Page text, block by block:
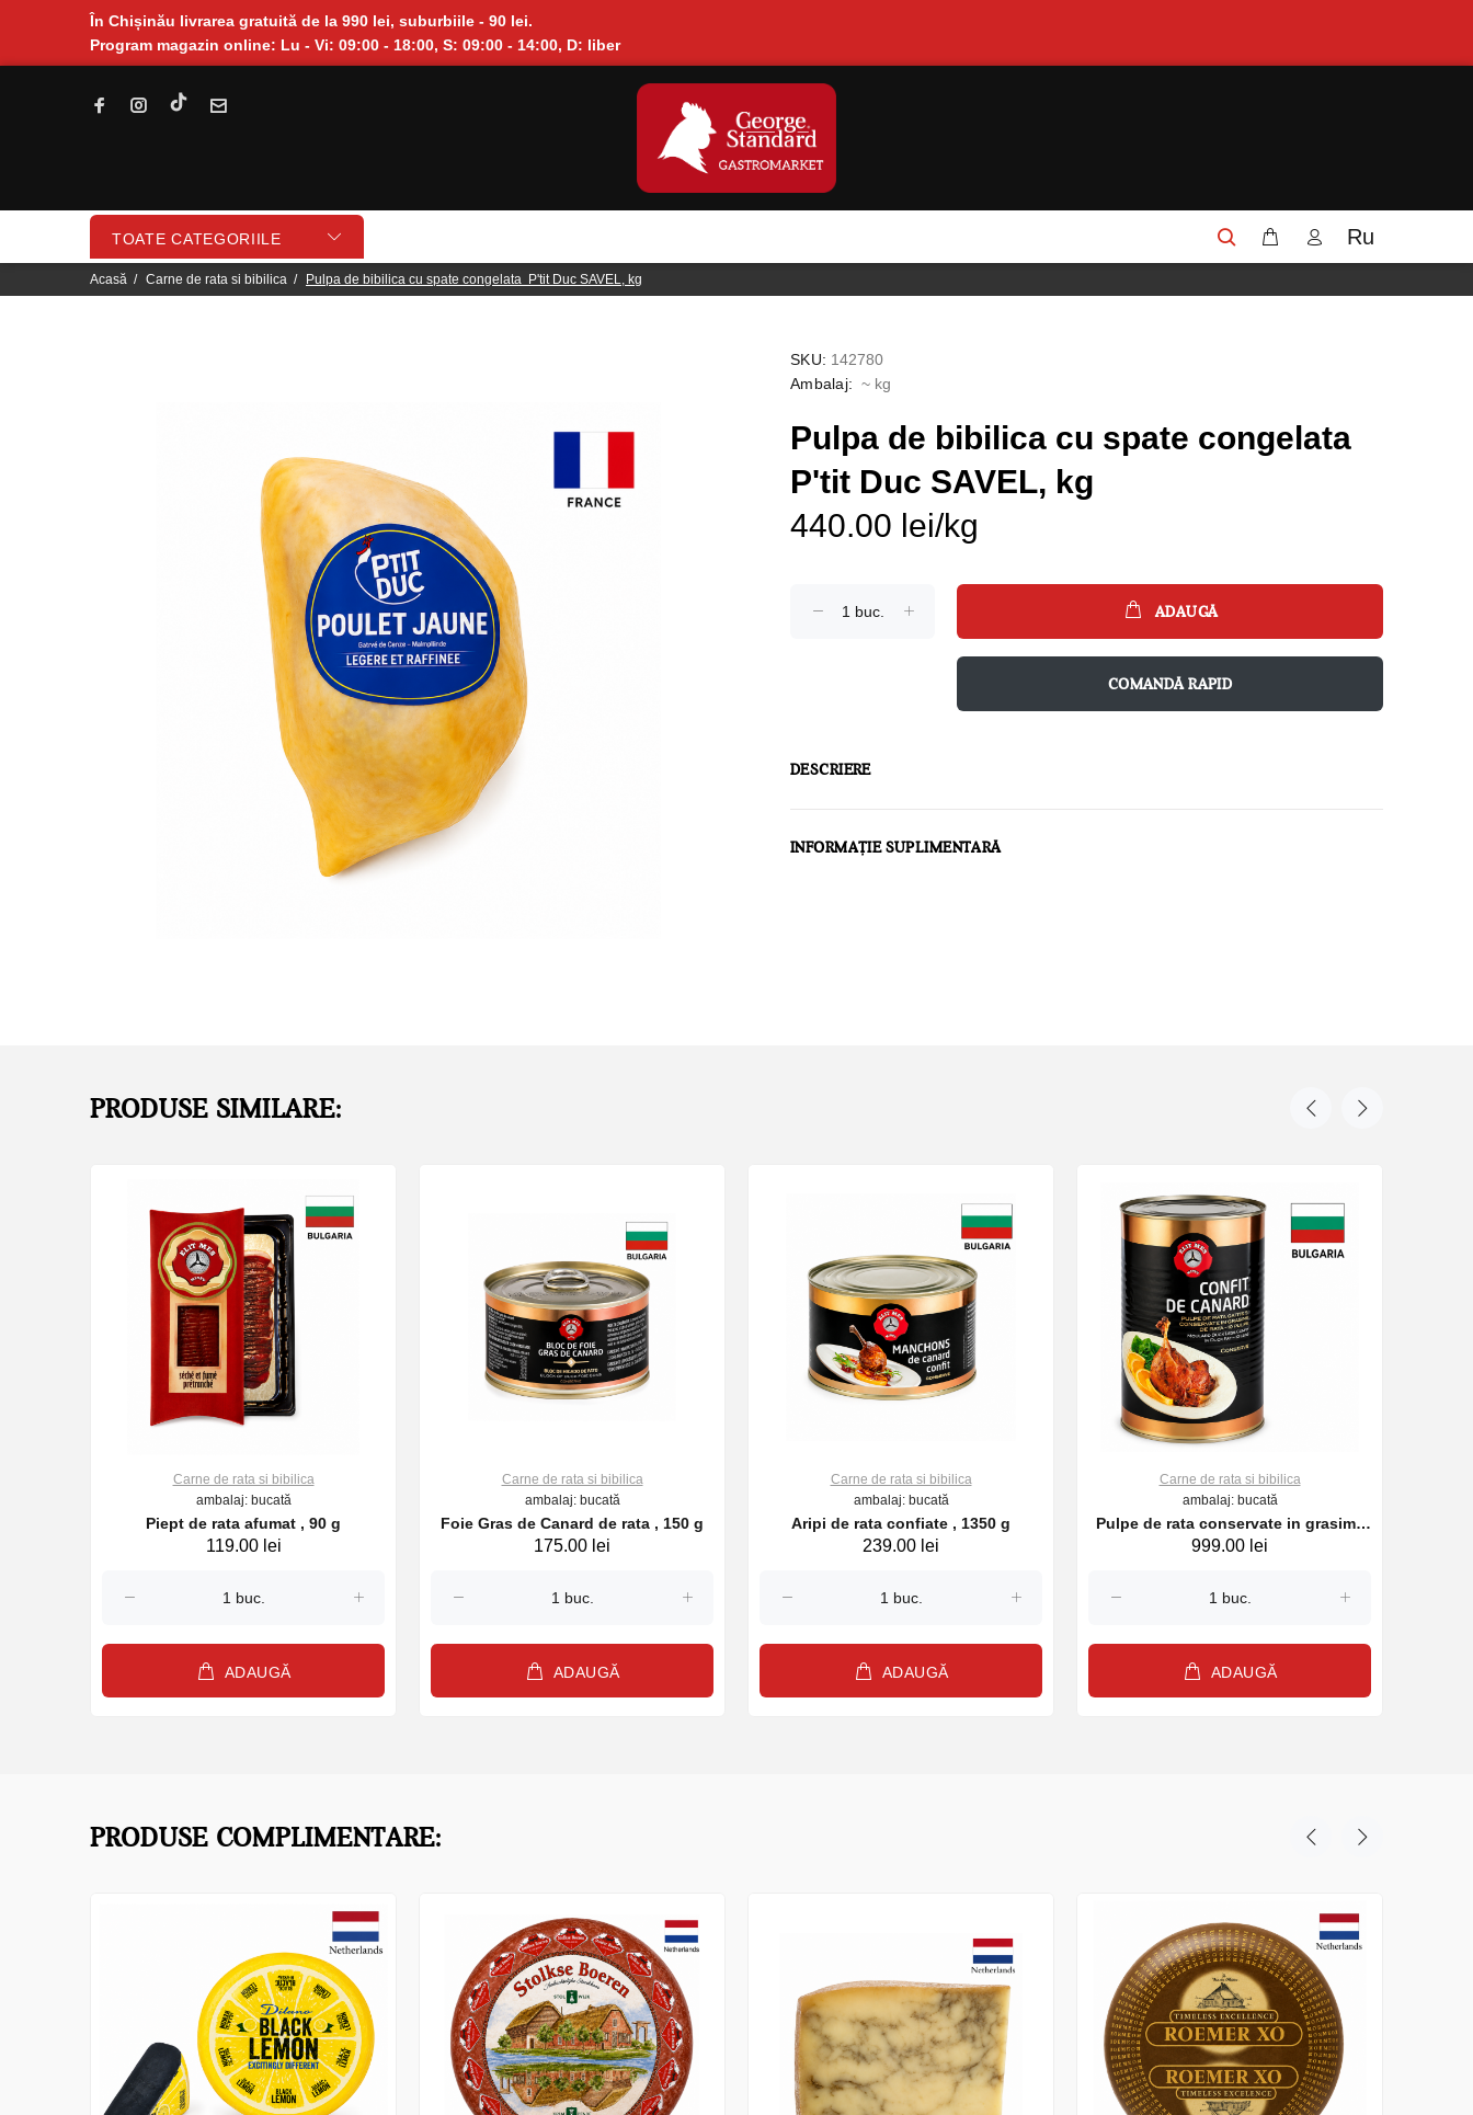
În Chișinău livrarea gratuită de la 990 lei, suburbiile - 90 lei.
Program magazin online: Lu - Vi: 09:00 - 18:00, S: 09:00 - 14:00, D: liber
TOATE CATEGORIILE Ru
Acasă Carne de rata si bibilica Pulpa de bibilica cu spate congelata P'tit Duc SAVEL, kg
SKU: 142780
Ambalaj: ~ kg
Pulpa de bibilica cu spate congelata
P'tit Duc SAVEL, kg
440.00 lei/kg
ADAUGĂ
COMANDĂ RAPID
DESCRIERE
INFORMAȚIE SUPLIMENTARĂ
PRODUSE SIMILARE:
Carne de rata si bibilica
ambalaj: bucată
Piept de rata afumat , 90 g
119.00 lei
ADAUGĂ
Carne de rata si bibilica
ambalaj: bucată
Foie Gras de Canard de rata , 150 g
175.00 lei
ADAUGĂ
Carne de rata si bibilica
ambalaj: bucată
Aripi de rata confiate , 1350 g
239.00 lei
ADAUGĂ
Carne de rata si bibilica
ambalaj: bucată
Pulpe de rata conservate in grasime
10 buc, 3825 g
999.00 lei
ADAUGĂ
PRODUSE COMPLIMENTARE: